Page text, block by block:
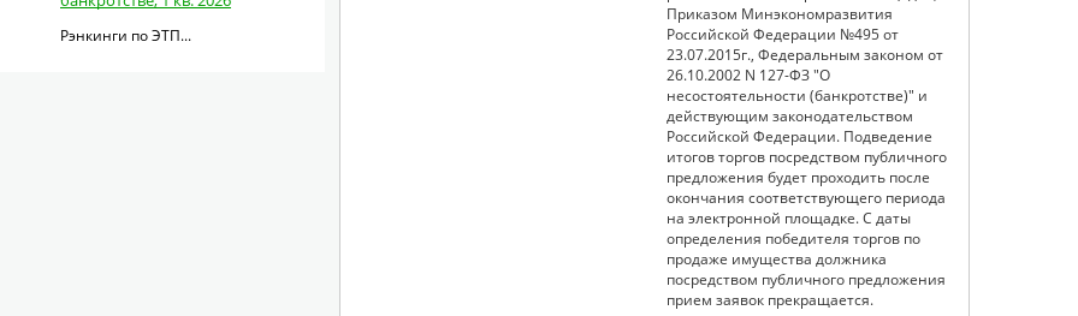
Рэнкинги по ЭТП...
Приказом Минэкономразвития
Российской Федерации №495 от
23.07.2015г., Федеральным законом от
26.10.2002 N 127-ФЗ "О
несостоятельности (банкротстве)" и
действующим законодательством
Российской Федерации. Подведение
итогов торгов посредством публичного
предложения будет проходить после
окончания соответствующего периода
на электронной площадке. С даты
определения победителя торгов по
продаже имущества должника
посредством публичного предложения
прием заявок прекращается.